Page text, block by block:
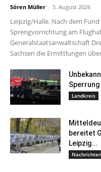
Sören Müller - 5. August 2026
Leipzig/Halle. Nach dem
Sprengvorrichtung am
Generalstaatsanwaltschaft
Sachsen die Ermittlungen
Landkreis
bereitet
Leipzig...
Nachrichten